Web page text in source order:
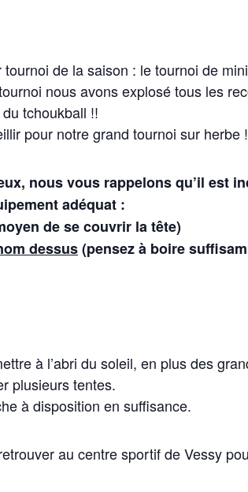
de la saison : le tournoi de
nous avons explosé tous les
tchoukball !!
pour notre grand tournoi sur herbe
nous vous rappelons qu’il est
adéquat :
de se couvrir la tête)
dessus(pensez à boire
à l’abri du soleil, en plus des
plusieurs tentes.
à disposition en suffisance.
au centre sportif de Vessy